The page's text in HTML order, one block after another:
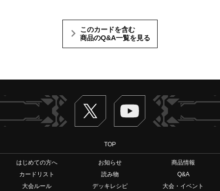
このカードを含む
商品のQ&A一覧を見る
Twitter ヴァンガードch
TOP
はじめての方へ お知らせ
商品情報
カードリスト
読み物
Q&A
大会ルール
デッキレシピ
大会・イベント